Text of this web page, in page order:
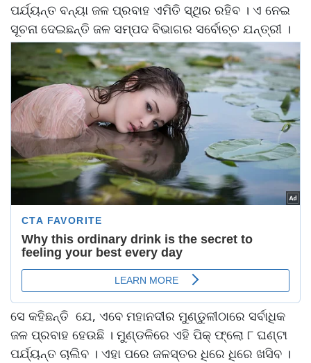
ପର୍ଯ୍ୟନ୍ତ ବନ୍ୟା ଜଳ ପ୍ରବାହ ଏମିତି ସ୍ଥିର ରହିବ । ଏ ନେଇ
ସୂଚନା ଦେଇଛନ୍ତି ଜଳ ସମ୍ପଦ ବିଭାଗର ସର୍ବୋଚ୍ଚ ଯନ୍ତ୍ରୀ ।
ସେ କହିଛନ୍ତି ଯେ, ଏବେ ମହାନଦୀର ମୁଣ୍ଡୁଳୀଠାରେ ସର୍ବାଧିକ
ଜଳ ପ୍ରବାହ ହେଉଛି । ମୁଣ୍ଡଳିରେ ଏହି ପିକ୍ ଫ୍ଲୋ ୮ ଘଣ୍ଟା
ପର୍ଯ୍ୟନ୍ତ ଚାଲିବ । ଏହା ପରେ ଜଳସ୍ତର ଧିରେ ଧିରେ ଖସିବ ।